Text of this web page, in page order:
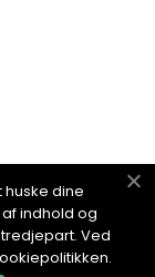
dine
indhold og
Ved